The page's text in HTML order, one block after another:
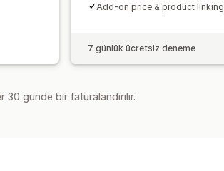
Add-on price & product linking
7 günlük ücretsiz deneme
30 günde bir faturalandırılır.